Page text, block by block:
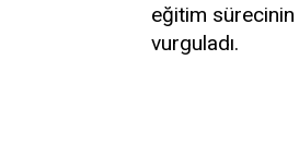
eğitim sürecinin
vurguladı.